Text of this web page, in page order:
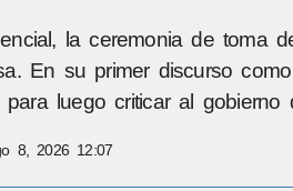
la ceremonia de toma
En su primer discurso
luego criticar al gobierno
8, 2026 12:07